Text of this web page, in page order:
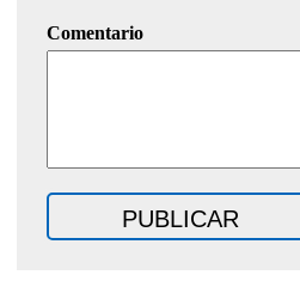
Comentario